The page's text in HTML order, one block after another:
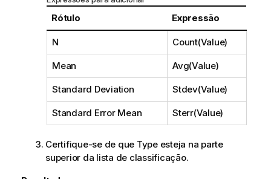
Rótulo Expressão
N Count(Value)
Mean Avg(Value)
Standard Deviation Stdev(Value)
Standard Error Mean Sterr(Value)
Certifique-se de que Typeesteja na parte
superior da lista de classificação.